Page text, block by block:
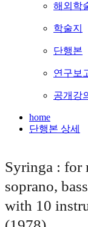
해외학
학술지
단행본
연구보
공개강
home
단행본 상세
Syringa : for
soprano,
with 10